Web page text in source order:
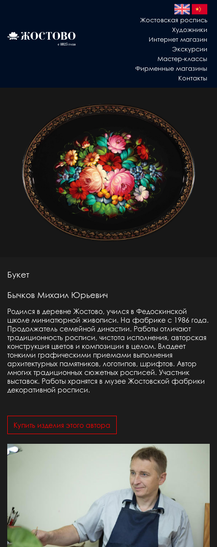
Жостовская роспись
Художники
Интернет магазин
Экскурсии
Мастер-классы
Фирменные магазины
Контакты
Букет
Бычков Михаил Юрьевич
Родился в деревне Жостово, учился в Федоскинской
школе миниатюрной живописи. На фабрике с 1986 года.
Продолжатель семейной династии. Работы отличают
традиционность росписи, чистота исполнения, авторская
конструкция цветов и композиции в целом. Владеет
тонкими графическими приемами выполнения
архитектурных памятников, логотипов, шрифтов. Автор
многих традиционных сюжетных росписей. Участник
выставок. Работы хранятся в музее Жостовской фабрики
декоративной росписи.
Купить изделия этого автора